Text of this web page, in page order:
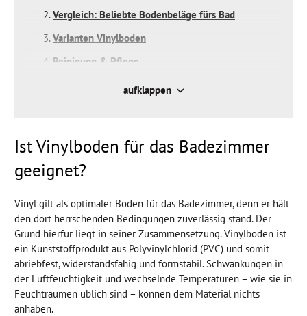
Vergleich: Beliebte Bodenbeläge fürs Bad
Varianten Vinylboden
Reinigung & Pflege
aufklappen
Ist Vinylboden für das Badezimmer
geeignet?
Vinyl gilt als optimaler Boden für das Badezimmer, denn er hält
den dort herrschenden Bedingungen zuverlässig stand. Der
Grund hierfür liegt in seiner Zusammensetzung. Vinylboden ist
ein Kunststoffprodukt aus Polyvinylchlorid (PVC) und somit
abriebfest, widerstandsfähig und formstabil. Schwankungen in
der Luftfeuchtigkeit und wechselnde Temperaturen – wie sie in
Feuchträumen üblich sind – können dem Material nichts
anhaben.